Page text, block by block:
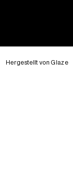
Hergestellt vonGlaze